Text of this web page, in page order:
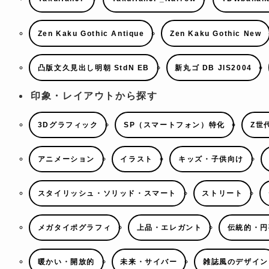
Zen Kaku Gothic Antique Zen Kaku Gothic New
凸版文久見出し明朝 StdN EB 新丸ゴ DB JIS2004
印象・レイアウトから探す
3Dグラフィック SP（スマートフォン）特化 Z世
アニメーション イラスト キッズ・子供向け
スタイリッシュ・ソリッド・スマート ストリート
メガタイポグラフィ 上品・エレガント 伝統的・
暖かい・開放的 未来・サイバー 雑誌風のデザイン